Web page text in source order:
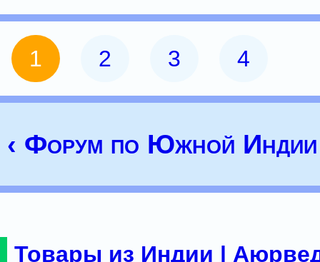
1 2 3 4
‹ Форум по Южной
Товары из Индии |